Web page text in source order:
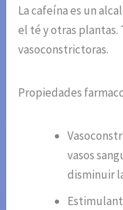
La cafeína es un
el té y otras
vasoconstrictoras.
Propiedades
vasos
disminuir